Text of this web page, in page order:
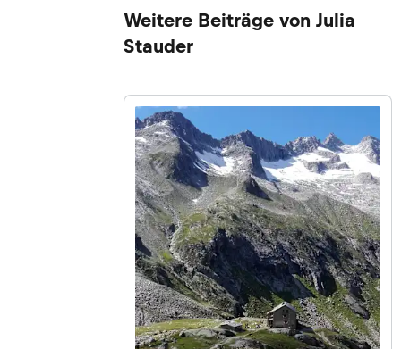
Weitere Beiträge von Julia
Stauder